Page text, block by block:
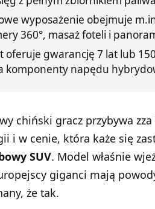
wyposażenie obejmuje
360°, masaż foteli i
oferuje gwarancję 7 lat lub
komponenty napędu
chiński gracz przybywa
i w cenie, która każe się
SUV. Model właśnie
giganci mają
że tak.